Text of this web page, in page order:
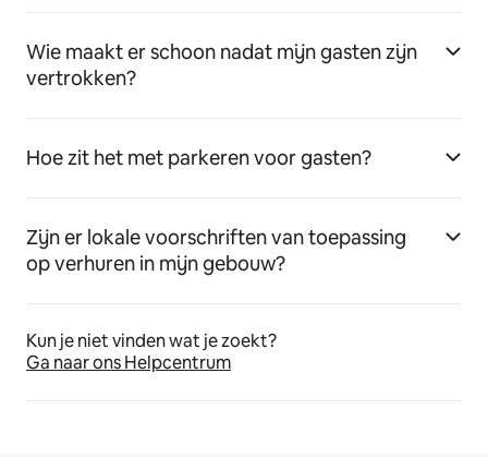
Wie maakt er schoon nadat mijn gasten zijn
vertrokken?
Hoe zit het met parkeren voor gasten?
Zijn er lokale voorschriften van toepassing
op verhuren in mijn gebouw?
Kun je niet vinden wat je zoekt?
Ga naar ons Helpcentrum